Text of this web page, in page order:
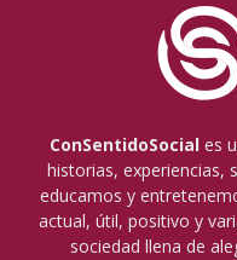
ConSentidoSocial es
historias, experiencias,
educamos y
actual, útil, positivo y
sociedad llena de